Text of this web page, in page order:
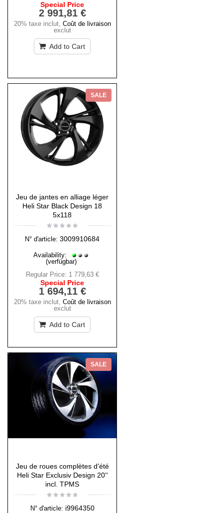
Special Price
2 991,81 €
20% taxe inclut, Coût de livraison
exclut
Add to Cart
SALE
Jeu de jantes en alliage léger
Heli Star Black Design 18
5x118
N° d'article: 3009910684
Availability:
(verfügbar)
Regular Price: 1 779,63 €
Special Price
1 694,11 €
20% taxe inclut, Coût de livraison
exclut
Add to Cart
SALE
Jeu de roues complètes d'été
Heli Star Exclusiv Design 20''
incl. TPMS
N° d'article: i9964350